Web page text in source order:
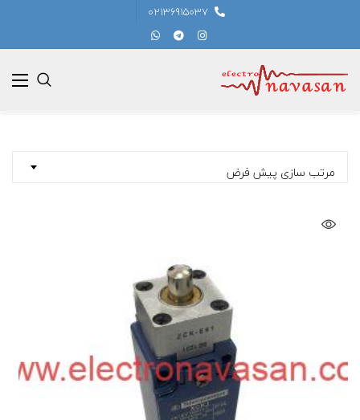
02136915037
مرتب سازی پیش فرض